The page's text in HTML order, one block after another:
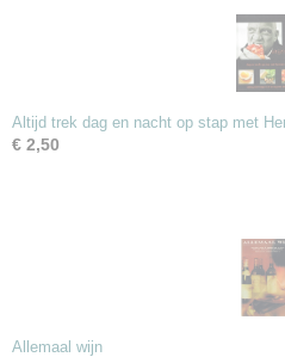
Altijd trek dag en nacht op stap met
€ 2,50
Allemaal wijn